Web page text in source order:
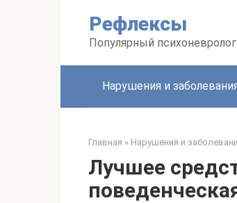
Рефлексы
Популярный
Нарушения и
Главная » Нарушения и
Лучшее